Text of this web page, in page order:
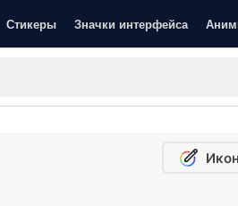
Стикеры Значки интерфейса